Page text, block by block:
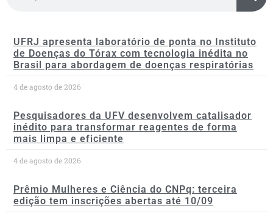
UFRJ apresenta laboratório de ponta no Instituto
de Doenças do Tórax com tecnologia inédita no
Brasil para abordagem de doenças respiratórias
4 de agosto de 2026
Pesquisadores da UFV desenvolvem catalisador
inédito para transformar reagentes de forma
mais limpa e eficiente
4 de agosto de 2026
Prêmio Mulheres e Ciência do CNPq: terceira
edição tem inscrições abertas até 10/09